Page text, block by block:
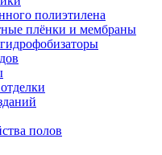
полиэтилена
плёнки и мембраны
полов